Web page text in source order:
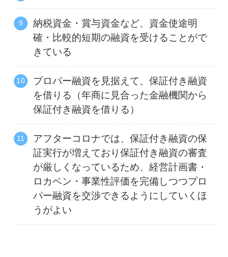
納税資金・賞与資金など、資金使途明
確・比較的短期の融資を受けることがで
きている
プロパー融資を見据えて、保証付き融資
を借りる（年商に見合った金融機関から
保証付き融資を借りる）
アフターコロナでは、保証付き融資の保
証実行が増えており保証付き融資の審査
が厳しくなっているため、経営計画書・
ロカベン・事業性評価を完備しつつプロ
パー融資を交渉できるようにしていくほ
うがよい